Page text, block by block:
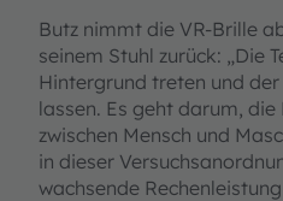
Butz nimmt die VR-Brille
seinem Stuhl zurück: „Die
Hintergrund treten und
lassen. Es geht darum,
zwischen Mensch und
in dieser
wachsende